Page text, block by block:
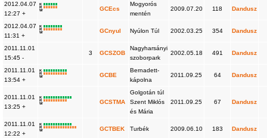
2012.04.07
12:27 +
K
R
W
GCEcs
Mogyorós
mentén
2009.07.20 118 Dandusz
2012.04.07
11:31 +
K
R
W
GCnyul Nyúlon Túl 2002.03.25 354 Dandusz
2011.11.01
15:45 -
3 GCSZOB
Nagyharsányi
szoborpark
2002.05.18 491 Dandusz
2011.11.01
13:54 +
K
R
W
GCBE
Bernadett-
kápolna
2011.09.25 64 Dandusz
2011.11.01
13:25 +
K
R
W
GCSTMA
Golgotán túl
Szent Miklós
és Mária
2011.09.25 67 Dandusz
2011.11.01
12:22 +
K
R
W
GCTBEK Turbék 2009.06.10 183 Dandusz